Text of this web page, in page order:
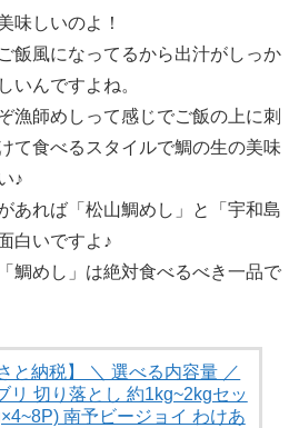
味しいのよ！
飯風になってるから出汁がしっか
いんですよね。
漁師めしって感じでご飯の上に刺
て食べるスタイルで鯛の生の美味
♪
あれば「松山鯛めし」と「宇和島
白いですよ♪
鯛めし」は絶対食べるべき一品で
と納税】 ＼ 選べる内容量 ／
リ 切り落とし 約1kg~2kgセッ
南予ビージョイ わけあ